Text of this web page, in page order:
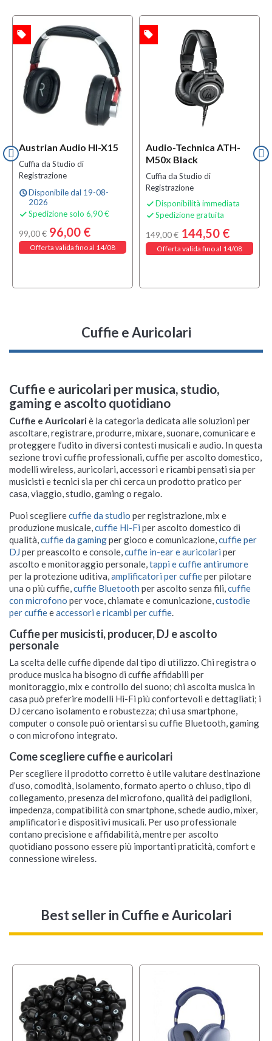
Austrian Audio HI-X15
Cuffia da Studio di
Registrazione
scheduleDisponibile dal 19-08-
2026
 Spedizione solo 6,90 €
99,00 € 96,00 €
Offerta valida fino al 14/08
local_offer
Audio-Technica ATH-
M50x Black
Cuffia da Studio di
Registrazione
 Disponibilità immediata
 Spedizione gratuita
149,00 € 144,50 €
Offerta valida fino al 14/08
OFFERTA local_offer
Cuffie e Auricolari
Cuffie e auricolari per musica, studio,
gaming e ascolto quotidiano
Cuffie e Auricolari è la categoria dedicata alle soluzioni per
ascoltare, registrare, produrre, mixare, suonare, comunicare e
proteggere l’udito in diversi contesti musicali e audio. In questa
sezione trovi cuffie professionali, cuffie per ascolto domestico,
modelli wireless, auricolari, accessori e ricambi pensati sia per
musicisti e tecnici sia per chi cerca un prodotto pratico per
casa, viaggio, studio, gaming o regalo.
Puoi sceglierecuffie da studio per registrazione, mix e
produzione musicale,cuffie Hi-Fi per ascolto domestico di
qualità,cuffie da gamingper gioco e comunicazione,cuffie per
DJ per preascolto e console,cuffie in-ear e auricolari per
ascolto e monitoraggio personale,tappi e cuffie antirumore
per la protezione uditiva,amplificatori per cuffieper pilotare
una o più cuffie,cuffie Bluetooth per ascolto senza fili,cuffie
con microfono per voce, chiamate e comunicazione,custodie
per cuffieeaccessori e ricambi per cuffie.
Cuffie per musicisti, producer, DJ e ascolto
personale
La scelta delle cuffie dipende dal tipo di utilizzo. Chi registra o
produce musica ha bisogno di cuffie affidabili per
monitoraggio, mix e controllo del suono; chi ascolta musica in
casa può preferire modelli Hi-Fi più confortevoli e dettagliati; i
DJ cercano isolamento e robustezza; chi usa smartphone,
computer o console può orientarsi su cuffie Bluetooth, gaming
o con microfono integrato.
Come scegliere cuffie e auricolari
Per scegliere il prodotto corretto è utile valutare destinazione
d’uso, comodità, isolamento, formato aperto o chiuso, tipo di
collegamento, presenza del microfono, qualità dei padiglioni,
impedenza, compatibilità con smartphone, schede audio, mixer,
amplificatori e dispositivi musicali. Per uso professionale
contano precisione e affidabilità, mentre per ascolto
quotidiano possono essere più importanti praticità, comfort e
connessione wireless.
Best sellerin Cuffie e Auricolari